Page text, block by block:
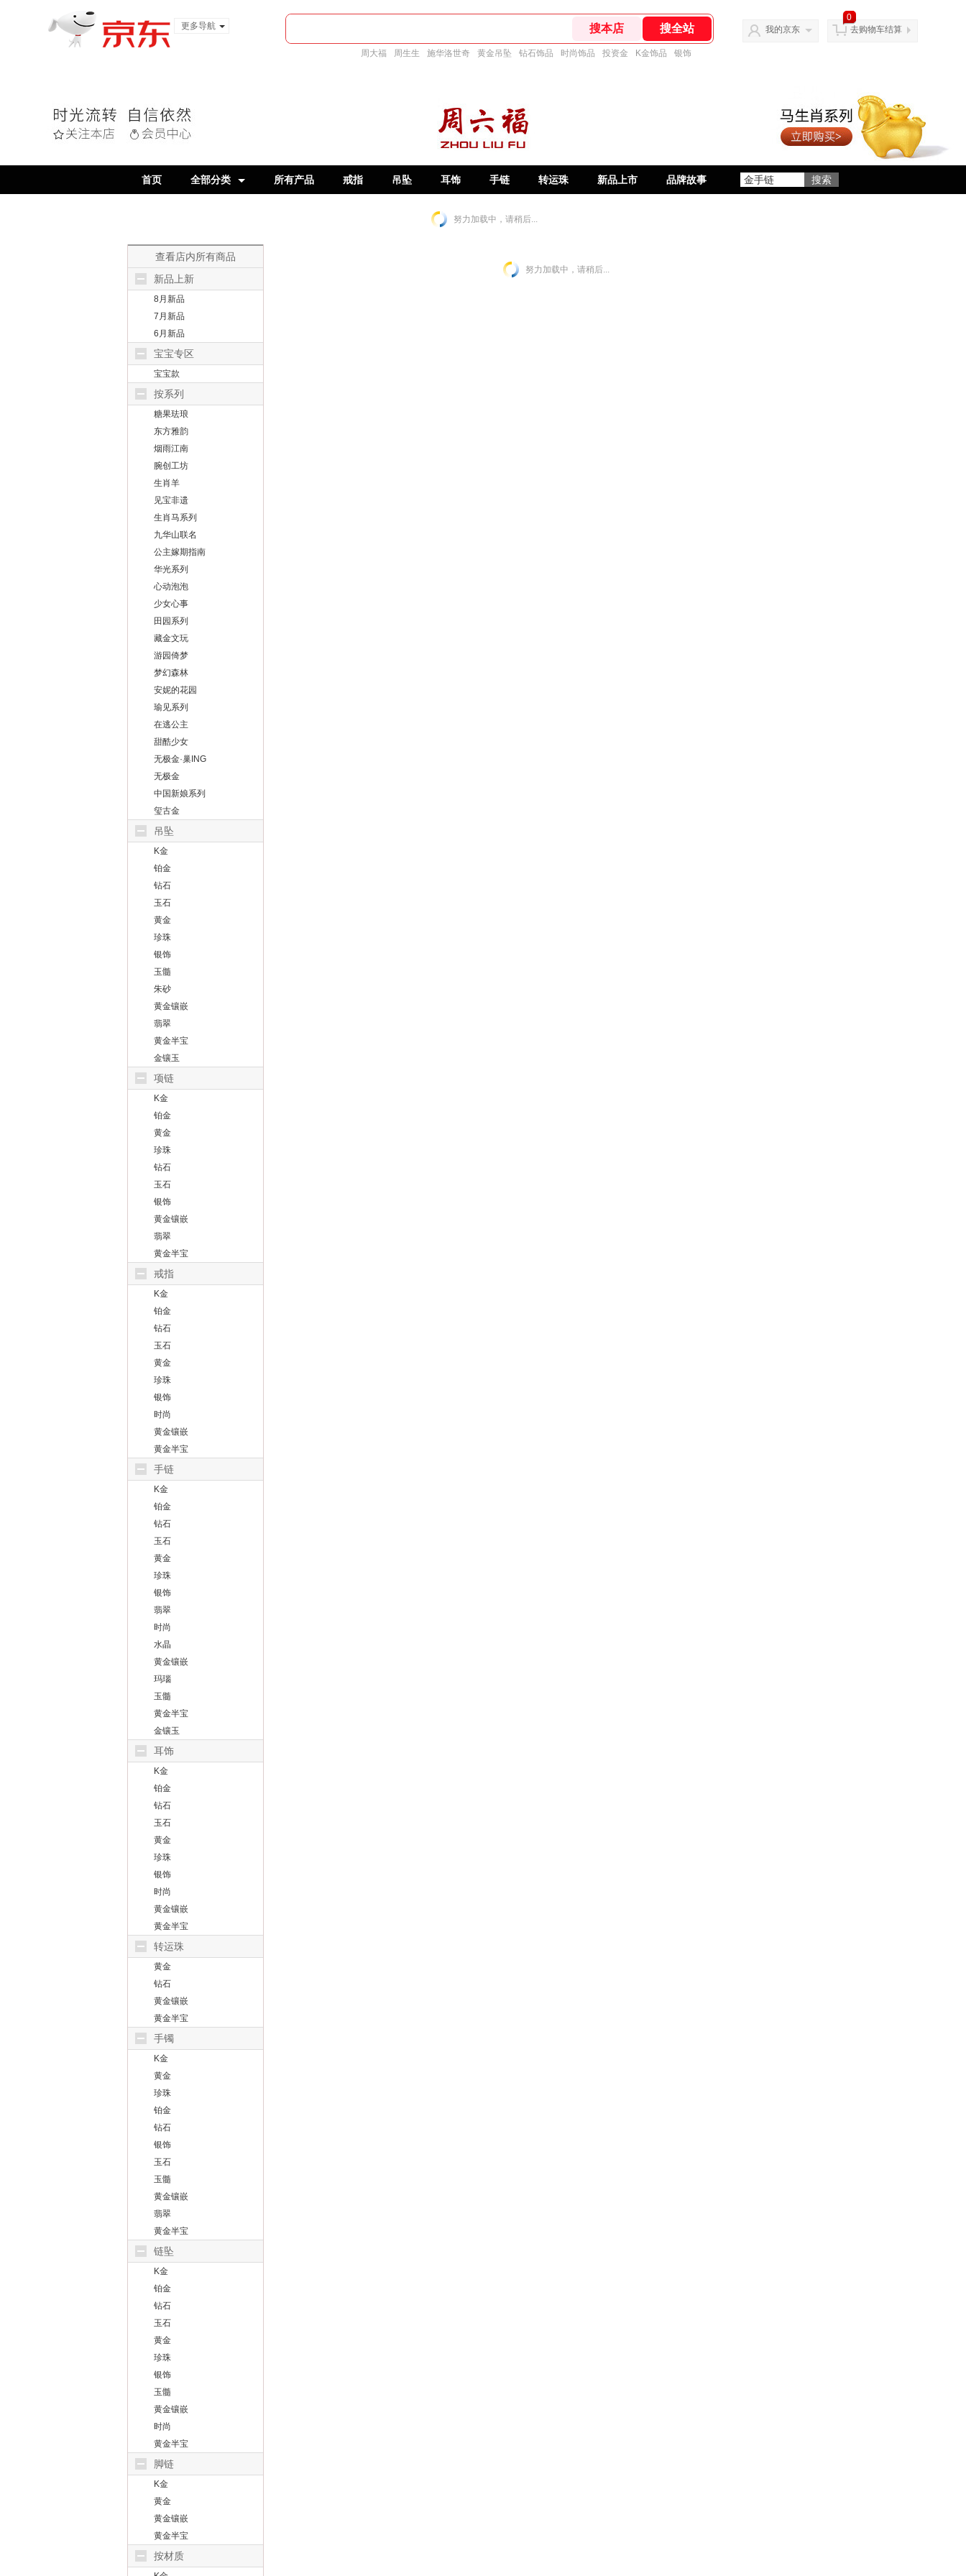
更多导航
周大福 周生生 施华洛世奇 黄金吊坠 钻石饰品 时尚饰品 投资金 K金饰品 银饰
我的京东
0
去购物车结算
首页 全部分类 所有产品 戒指 吊坠 耳饰 手链 转运珠 新品上市 品牌故事
努力加载中，请稍后...
查看店内所有商品
新品上新
8月新品
7月新品
6月新品
宝宝专区
宝宝款
按系列
糖果珐琅
东方雅韵
烟雨江南
腕创工坊
生肖羊
见宝非遗
生肖马系列
九华山联名
公主嫁期指南
华光系列
心动泡泡
少女心事
田园系列
藏金文玩
游园倚梦
梦幻森林
安妮的花园
瑜见系列
在逃公主
甜酷少女
无极金·巢ING
无极金
中国新娘系列
玺古金
吊坠
K金
铂金
钻石
玉石
黄金
珍珠
银饰
玉髓
朱砂
黄金镶嵌
翡翠
黄金半宝
金镶玉
项链
K金
铂金
黄金
珍珠
钻石
玉石
银饰
黄金镶嵌
翡翠
黄金半宝
戒指
K金
铂金
钻石
玉石
黄金
珍珠
银饰
时尚
黄金镶嵌
黄金半宝
手链
K金
铂金
钻石
玉石
黄金
珍珠
银饰
翡翠
时尚
水晶
黄金镶嵌
玛瑙
玉髓
黄金半宝
金镶玉
耳饰
K金
铂金
钻石
玉石
黄金
珍珠
银饰
时尚
黄金镶嵌
黄金半宝
转运珠
黄金
钻石
黄金镶嵌
黄金半宝
手镯
K金
黄金
珍珠
铂金
钻石
银饰
玉石
玉髓
黄金镶嵌
翡翠
黄金半宝
链坠
K金
铂金
钻石
玉石
黄金
珍珠
银饰
玉髓
黄金镶嵌
时尚
黄金半宝
脚链
K金
黄金
黄金镶嵌
黄金半宝
按材质
努力加载中，请稍后...